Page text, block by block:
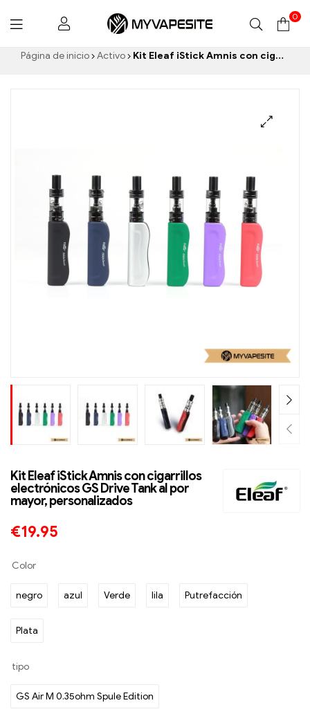
Myvapesite.de
0
Página de inicio Activo Kit Eleaf iStick Amnis con cigarrillos electrónicos GS Drive Tank al por mayor, personalizados
Kit Eleaf iStick Amnis con cigarrillos
electrónicos GS Drive Tank al por
mayor, personalizados
€19.95
Color
negro azul Verde lila Putrefacción
Plata
tipo
GS Air M 0.35ohm Spule Edition